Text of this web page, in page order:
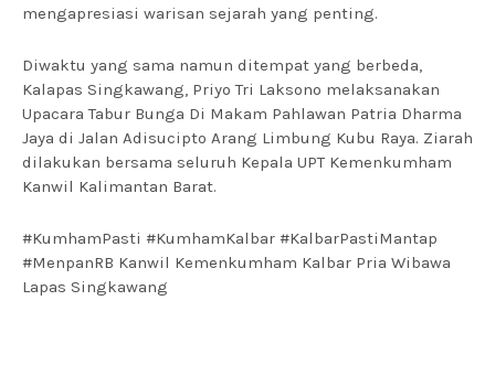
mengapresiasi warisan sejarah yang penting.
Diwaktu yang sama namun ditempat yang berbeda,
Kalapas Singkawang, Priyo Tri Laksono melaksanakan
Upacara Tabur Bunga Di Makam Pahlawan Patria Dharma
Jaya di Jalan Adisucipto Arang Limbung Kubu Raya. Ziarah
dilakukan bersama seluruh Kepala UPT Kemenkumham
Kanwil Kalimantan Barat.
#KumhamPasti #KumhamKalbar #KalbarPastiMantap
#MenpanRB Kanwil Kemenkumham Kalbar Pria Wibawa
Lapas Singkawang